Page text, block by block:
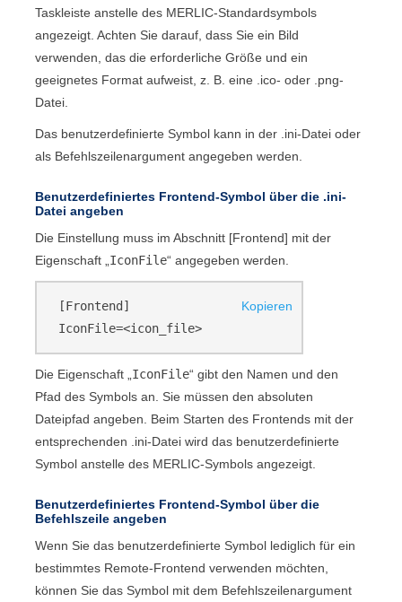
Taskleiste anstelle des MERLIC-Standardsymbols
angezeigt. Achten Sie darauf, dass Sie ein Bild
verwenden, das die erforderliche Größe und ein
geeignetes Format aufweist, z. B. eine .ico- oder .png-
Datei.
Das benutzerdefinierte Symbol kann in der .ini-Datei oder
als Befehlszeilenargument angegeben werden.
Benutzerdefiniertes Frontend-Symbol über die .ini-
Datei angeben
Die Einstellung muss im Abschnitt [Frontend] mit der
Eigenschaft „ IconFile“ angegeben werden.
Kopieren
[Frontend]
IconFile=<icon_file>
Die Eigenschaft „ IconFile“ gibt den Namen und den
Pfad des Symbols an. Sie müssen den absoluten
Dateipfad angeben. Beim Starten des Frontends mit der
entsprechenden .ini-Datei wird das benutzerdefinierte
Symbol anstelle des MERLIC-Symbols angezeigt.
Benutzerdefiniertes Frontend-Symbol über die
Befehlszeile angeben
Wenn Sie das benutzerdefinierte Symbol lediglich für ein
bestimmtes Remote-Frontend verwenden möchten,
können Sie das Symbol mit dem Befehlszeilenargument